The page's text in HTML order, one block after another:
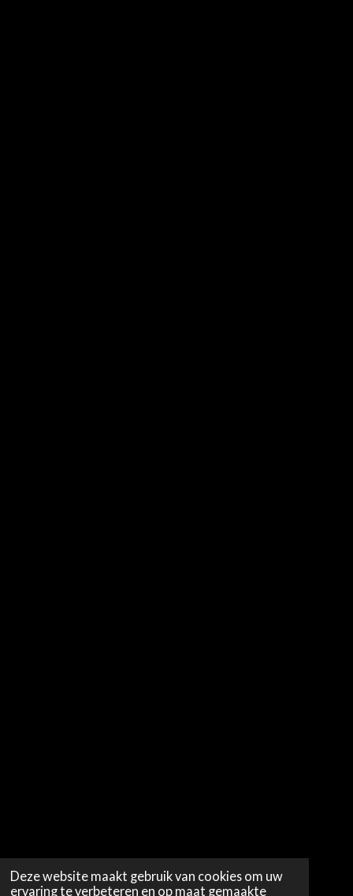
Deze website maakt gebruik van cookies om uw
ervaring te verbeteren en op maat gemaakte